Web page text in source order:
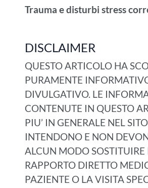
Trauma e disturbi stress
DISCLAIMER
QUESTO ARTICOLO HA
PURAMENTE
DIVULGATIVO. LE
CONTENUTE IN QUESTO
PIU’ IN GENERALE NEL
INTENDONO E NON
ALCUN MODO SOSTITUIRE
RAPPORTO DIRETTO
PAZIENTE O LA VISITA